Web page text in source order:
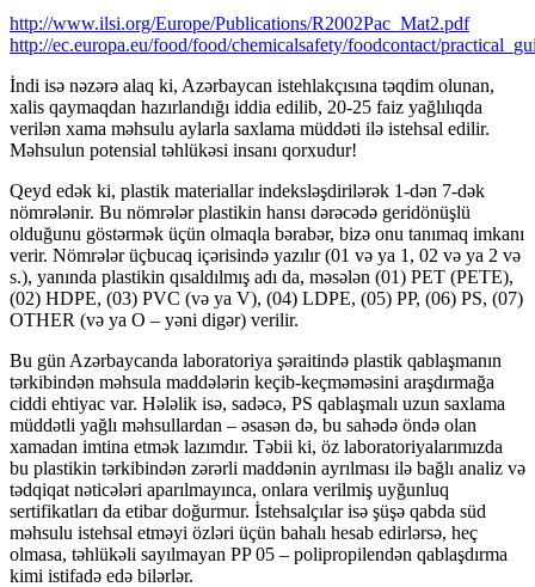
http://www.ilsi.org/Europe/Publications/R2002Pac_Mat2.pdf
http://ec.europa.eu/food/food/chemicalsafety/foodcontact/
İndi isə nəzərə alaq ki, Azərbaycan istehlakçısına təqdim olunan,
xalis qaymaqdan hazırlandığı iddia edilib, 20-25 faiz yağlılıqda
verilən xama məhsulu aylarla saxlama müddəti ilə istehsal edilir.
Məhsulun potensial təhlükəsi insanı qorxudur!
Qeyd edək ki, plastik materiallar indeksləşdirilərək 1-dən 7-dək
nömrələnir. Bu nömrələr plastikin hansı dərəcədə geridönüşlü
olduğunu göstərmək üçün olmaqla bərabər, bizə onu tanımaq imkanı
verir. Nömrələr üçbucaq içərisində yazılır (01 və ya 1, 02 və ya 2 və
s.), yanında plastikin qısaldılmış adı da, məsələn (01) PET (PETE),
(02) HDPE, (03) PVC (və ya V), (04) LDPE, (05) PP, (06) PS, (07)
OTHER (və ya O – yəni digər) verilir.
Bu gün Azərbaycanda laboratoriya şəraitində plastik qablaşmanın
tərkibindən məhsula maddələrin keçib-keçməməsini araşdırmağa
ciddi ehtiyac var. Hələlik isə, sadəcə, PS qablaşmalı uzun saxlama
müddətli yağlı məhsullardan – əsasən də, bu sahədə öndə olan
xamadan imtina etmək lazımdır. Təbii ki, öz laboratoriyalarımızda
bu plastikin tərkibindən zərərli maddənin ayrılması ilə bağlı analiz və
tədqiqat nəticələri aparılmayınca, onlara verilmiş uyğunluq
sertifikatları da etibar doğurmur. İstehsalçılar isə şüşə qabda süd
məhsulu istehsal etməyi özləri üçün bahalı hesab edirlərsə, heç
olmasa, təhlükəli sayılmayan PP 05 – polipropilendən qablaşdırma
kimi istifadə edə bilərlər.